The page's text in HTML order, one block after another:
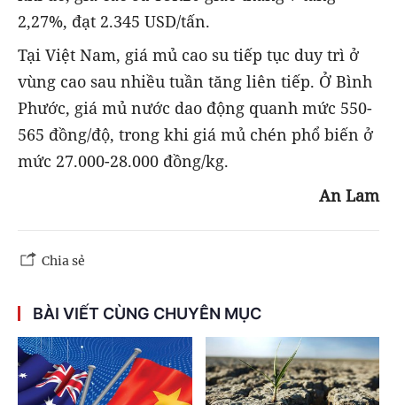
2,27%, đạt 2.345 USD/tấn.
Tại Việt Nam, giá mủ cao su tiếp tục duy trì ở
vùng cao sau nhiều tuần tăng liên tiếp. Ở Bình
Phước, giá mủ nước dao động quanh mức 550-
565 đồng/độ, trong khi giá mủ chén phổ biến ở
mức 27.000-28.000 đồng/kg.
An Lam
Chia sẻ
BÀI VIẾT CÙNG CHUYÊN MỤC